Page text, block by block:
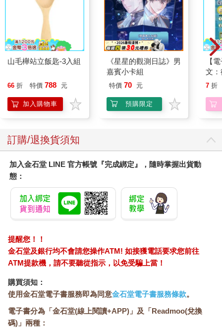
山毛櫸站立飯匙-3入組
66 折 特價 788 元
加入購物車
《星星的觀測日誌》男
嘉賓小卡組
特價 70 元
預購限定
【
文
本
7 折
訂購/退換貨須知
加入金石堂 LINE 官方帳號『完成綁定』，隨時掌握出貨動
態：
提醒您！！
金石堂及銀行均不會請您操作ATM! 如接獲電話要求您前往
ATM提款機，請不要聽從指示，以免受騙上當！
購買須知：
使用金石堂電子書服務即為同意金石堂電子書服務條款。
電子書分為「金石堂(線上閱讀+APP)」及「Readmoo(兌換
碼)」兩種：